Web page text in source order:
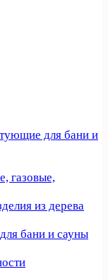
для бани и
газовые,
из дерева
бани и сауны